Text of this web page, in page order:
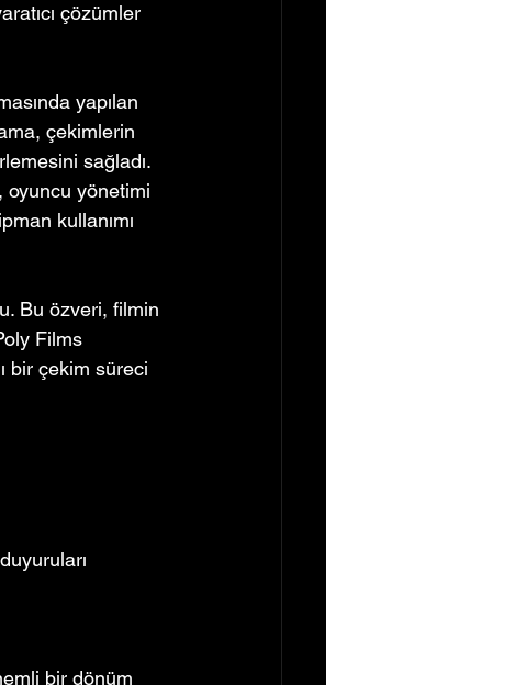
çözümler
yapılan
çekimlerin
sağladı.
oyuncu yönetimi
kullanımı
Bu özveri, filmin
Films
bir çekim süreci
bir dönüm